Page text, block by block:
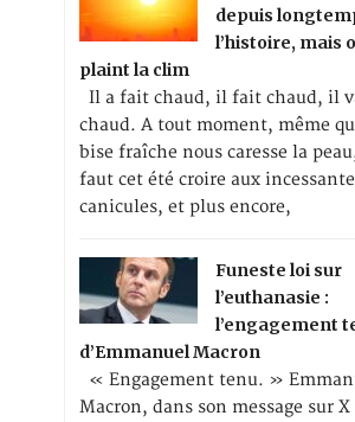
depuis
l’histoire, mais
plaint la clim
Il a fait chaud, il fait chaud, il
chaud. A tout moment, même
bise fraîche nous caresse la
faut cet été croire aux
canicules, et plus encore,
Funeste loi sur
l’euthanasie :
l’engagement
d’Emmanuel Macron
« Engagement tenu. »
Macron, dans son message sur